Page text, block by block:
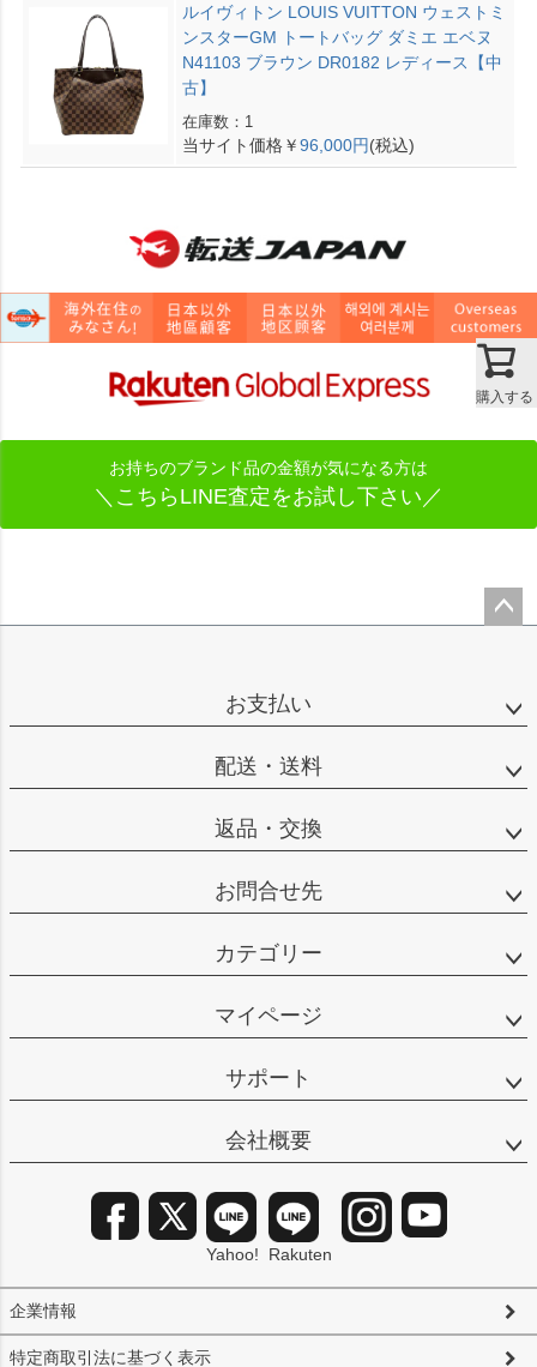
購入する
ルイヴィトン LOUIS VUITTON ウェストミ
ンスターGM トートバッグ ダミエ エベヌ
N41103 ブラウン DR0182 レディース【中
古】
在庫数：1
当サイト価格￥96,000円(税込)
お持ちのブランド品の金額が気になる方は
＼こちらLINE査定をお試し下さい／
お支払い
配送・送料
返品・交換
お問合せ先
カテゴリー
マイページ
サポート
会社概要
企業情報
特定商取引法に基づく表示
Yahoo! Rakuten